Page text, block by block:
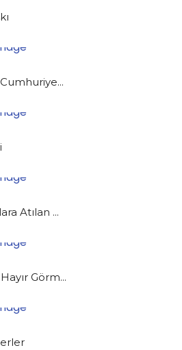
Atılan ...
Görm...